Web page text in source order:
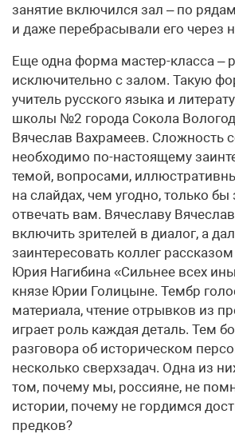
занятие включился зал – по
и даже перебрасывали его через
Еще одна форма мастер-класса –
исключительно с залом. Такую
учитель русского языка и
школы №2 города Сокола
Вячеслав Вахрамеев. Сложность
необходимо по-настоящему
темой, вопросами,
на слайдах, чем угодно, только бы
отвечать вам. Вячеславу
включить зрителей в диалог, а
заинтересовать коллег
Юрия Нагибина «Сильнее всех
князе Юрии Голицыне. Тембр
материала, чтение отрывков из
играет роль каждая деталь. Тем
разговора об историческом
несколько сверхзадач. Одна из
том, почему мы, россияне, не
истории, почему не гордимся
предков?